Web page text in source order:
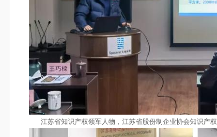
江苏省知识产权领军人物，江苏省股份制企业协会知识产